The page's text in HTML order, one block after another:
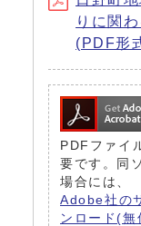
りに関
(PDF形
PDFファイ
要です。同
場合には、
Adobe社の
ンロード(無